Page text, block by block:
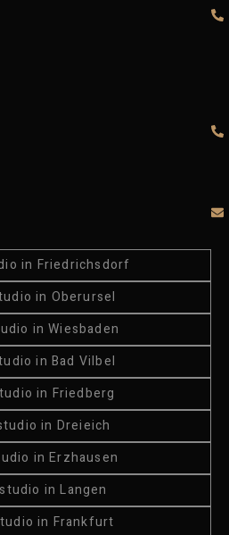
in Friedrichsdorf
in Oberursel
in Wiesbaden
in Bad Vilbel
in Friedberg
in Dreieich
in Erzhausen
in Langen
in Frankfurt